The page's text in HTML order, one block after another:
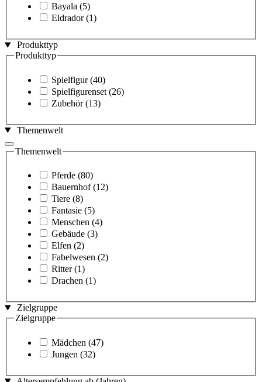
Bayala (5)
Eldrador (1)
Produkttyp
Produkttyp
Spielfigur (40)
Spielfigurenset (26)
Zubehör (13)
Themenwelt
Themenwelt
Pferde (80)
Bauernhof (12)
Tiere (8)
Fantasie (5)
Menschen (4)
Gebäude (3)
Elfen (2)
Fabelwesen (2)
Ritter (1)
Drachen (1)
Zielgruppe
Zielgruppe
Mädchen (47)
Jungen (32)